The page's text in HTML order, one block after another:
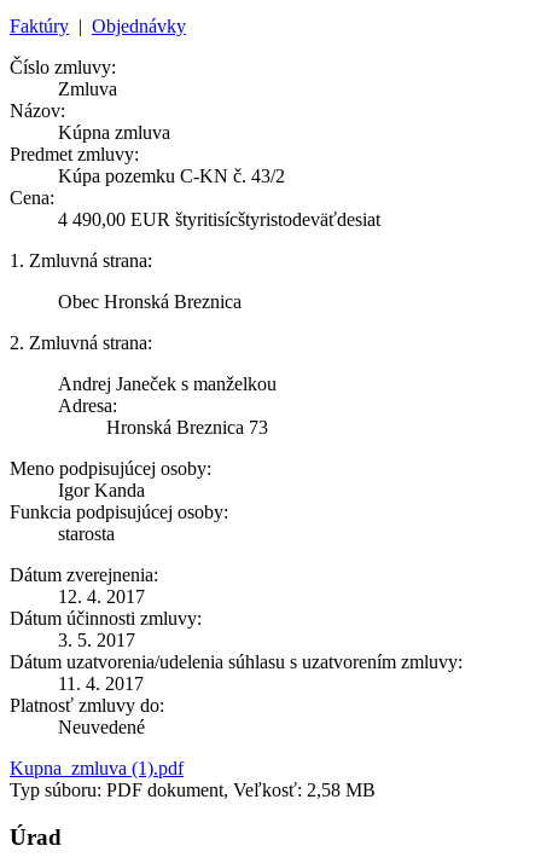
Faktúry | Objednávky
Číslo zmluvy:
Zmluva
Názov:
Kúpna zmluva
Predmet zmluvy:
Kúpa pozemku C-KN č. 43/2
Cena:
4 490,00 EUR štyritisícštyristodeväťdesiat
1. Zmluvná strana:
Obec Hronská Breznica
2. Zmluvná strana:
Andrej Janeček s manželkou
Adresa:
Hronská Breznica 73
Meno podpisujúcej osoby:
Igor Kanda
Funkcia podpisujúcej osoby:
starosta
Dátum zverejnenia:
12. 4. 2017
Dátum účinnosti zmluvy:
3. 5. 2017
Dátum uzatvorenia/udelenia súhlasu s uzatvorením zmluvy:
11. 4. 2017
Platnosť zmluvy do:
Neuvedené
Kupna_zmluva (1).pdf
Typ súboru: PDF dokument, Veľkosť: 2,58 MB
Úrad